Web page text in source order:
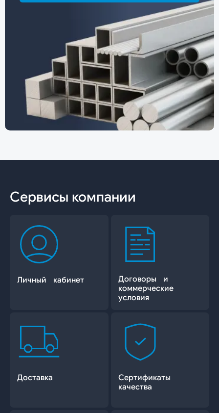
Сервисы компании
Личный кабинет
Договоры и
коммерческие
условия
Доставка
Сертификаты
качества